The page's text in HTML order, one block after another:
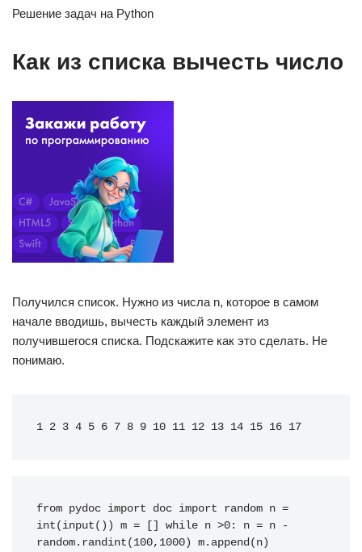
Решение задач на Python
Как из списка вычесть число
Получился список. Нужно из числа n, которое в самом
начале вводишь, вычесть каждый элемент из
получившегося списка. Подскажите как это сделать. Не
понимаю.
1 2 3 4 5 6 7 8 9 10 11 12 13 14 15 16 17
from pydoc import doc import random n =
int ( input ( ) ) m = [] while n >0 : n =
random . randint ( 100, 1000) m. append ( n)